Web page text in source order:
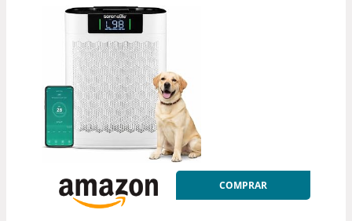
COMPRAR